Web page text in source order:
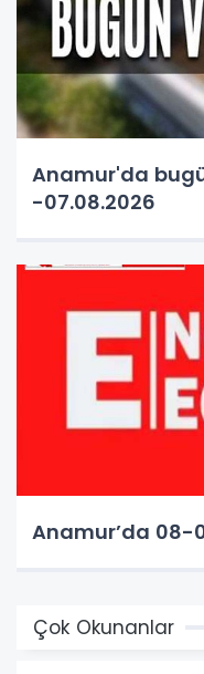
Anamur'da
-07.08.2026
Anamur’da 08-
Çok Okunanlar